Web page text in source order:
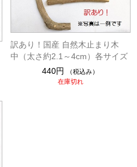
訳あり！国産 自然木止まり木
中（太さ約2.1～4cm）各サイズ
440円
（税込み）
在庫切れ